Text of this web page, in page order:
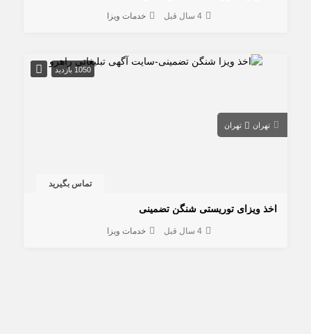
4 سال قبل خدمات ویزا
1050 بازدید
تهران تهران
تماس بگیرید
اخذ ویزای توریستی شنگن تضمینی
4 سال قبل خدمات ویزا